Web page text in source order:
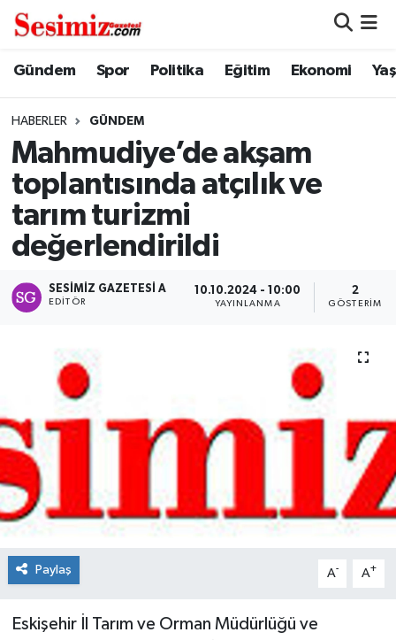
Gündem Spor Politika Eğitim Ekonomi
HABERLER GÜNDEM
Mahmudiye’de akşam
toplantısında atçılık ve
tarım turizmi
değerlendirildi
SESIMIZ GAZETESI A
EDITÖR
10.10.2024 - 10:00
YAYINLANMA
2
GÖSTERIM
Paylaş A- A+
Eskişehir İl Tarım ve Orman Müdürlüğü ve
Dünya
Ekonomi
Genel
Gündem
Magazin
Sağlık
Spor
Tokat Haberleri
Yaşam
Nöbetçi Eczaneler
Hava Durumu
Namaz Vakitleri
Trafik Durumu
Süper Lig Puan Durumu ve Fikstür
Tüm Manşetler
Haber Arşivi